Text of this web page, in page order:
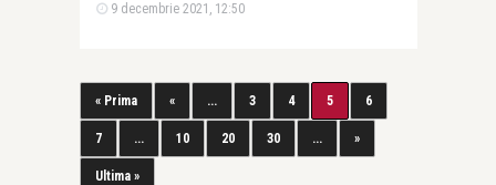
9 decembrie 2021, 12:50
« Prima « ... 3 4 5 6
7 ... 10 20 30 ... »
Ultima »